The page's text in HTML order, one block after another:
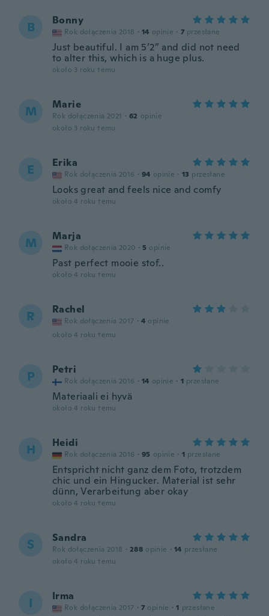
B Bonny
Rok dołączenia 2018 · 14 opinie · 7 przesłane
Just beautiful. I am 5’2” and did not need
to alter this, which is a huge plus.
około 3 roku temu
M Marie
Rok dołączenia 2021 · 62 opinie
około 3 roku temu
E Erika
Rok dołączenia 2016 · 94 opinie · 13 przesłane
Looks great and feels nice and comfy
około 4 roku temu
M Marja
Rok dołączenia 2020 · 5 opinie
Past perfect mooie stof..
około 4 roku temu
R Rachel
Rok dołączenia 2017 · 4 opinie
około 4 roku temu
P Petri
Rok dołączenia 2016 · 14 opinie · 1 przesłane
Materiaali ei hyvä
około 4 roku temu
H Heidi
Rok dołączenia 2016 · 95 opinie · 1 przesłane
Entspricht nicht ganz dem Foto, trotzdem
chic und ein Hingucker. Material ist sehr
dünn, Verarbeitung aber okay
około 4 roku temu
S Sandra
Rok dołączenia 2018 · 288 opinie · 14 przesłane
około 4 roku temu
I Irma
Rok dołączenia 2017 · 7 opinie · 1 przesłane